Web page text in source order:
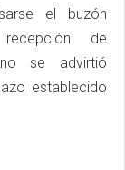
el buzón
de
se advirtió
establecido